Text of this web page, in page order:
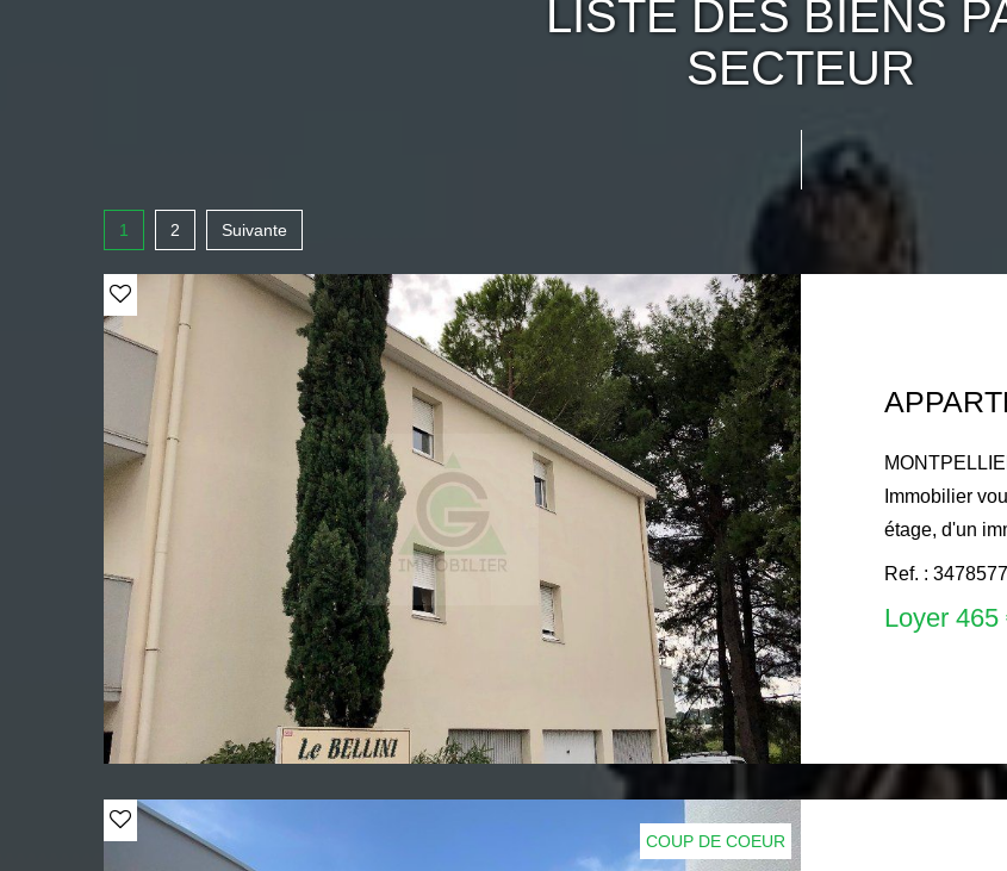
LISTE DES BIENS
SECTEUR
1 2 Suivante
Immobilier
étage, d'un
1281 avenue
20.24 m²,
d'un séjour
WC, et un
est de: 435 €
est de: 29 €
Ref. : 3478577
Loyer 465
COUP DE COEUR